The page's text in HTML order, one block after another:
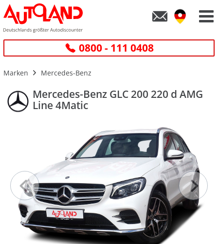
0800 - 111 0408
Marken Mercedes-Benz
Mercedes-Benz GLC 200 220 d AMG
Line 4Matic